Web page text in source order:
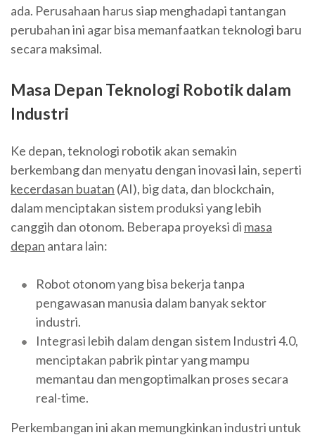
ada. Perusahaan harus siap menghadapi tantangan
perubahan ini agar bisa memanfaatkan teknologi baru
secara maksimal.
Masa Depan Teknologi Robotik dalam
Industri
Ke depan, teknologi robotik akan semakin
berkembang dan menyatu dengan inovasi lain, seperti
kecerdasan buatan (AI), big data, dan blockchain,
dalam menciptakan sistem produksi yang lebih
canggih dan otonom. Beberapa proyeksi di masa
depan antara lain:
Robot otonom yang bisa bekerja tanpa
pengawasan manusia dalam banyak sektor
industri.
Integrasi lebih dalam dengan sistem Industri 4.0,
menciptakan pabrik pintar yang mampu
memantau dan mengoptimalkan proses secara
real-time.
Perkembangan ini akan memungkinkan industri untuk